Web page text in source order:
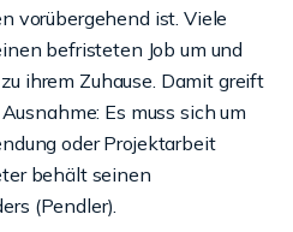
vorübergehend ist. Viele
befristeten Job um und
ihrem Zuhause. Damit greift
Es muss sich um
oder Projektarbeit
behält seinen
(Pendler).